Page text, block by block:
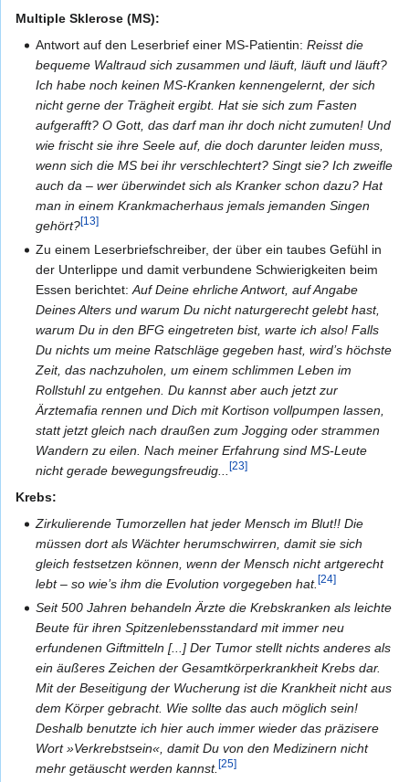
Multiple Sklerose (MS):
Antwort auf den Leserbrief einer MS-Patientin:Reisst die
bequeme Waltraud sich zusammen und läuft, läuft und läuft?
Ich habe noch keinen MS-Kranken kennengelernt, der sich
nicht gerne der Trägheit ergibt. Hat sie sich zum Fasten
aufgerafft? O Gott, das darf man ihr doch nicht zumuten! Und
wie frischt sie ihre Seele auf, die doch darunter leiden muss,
wenn sich die MS bei ihr verschlechtert? Singt sie? Ich zweifle
auch da – wer überwindet sich als Kranker schon dazu? Hat
man in einem Krankmacherhaus jemals jemanden Singen
gehört?[13]
Zu einem Leserbriefschreiber, der über ein taubes Gefühl in
der Unterlippe und damit verbundene Schwierigkeiten beim
Essen berichtet:Auf Deine ehrliche Antwort, auf Angabe
Deines Alters und warum Du nicht naturgerecht gelebt hast,
warum Du in den BFG eingetreten bist, warte ich also! Falls
Du nichts um meine Ratschläge gegeben hast, wird’s höchste
Zeit, das nachzuholen, um einem schlimmen Leben im
Rollstuhl zu entgehen. Du kannst aber auch jetzt zur
Ärztemafia rennen und Dich mit Kortison vollpumpen lassen,
statt jetzt gleich nach draußen zum Jogging oder strammen
Wandern zu eilen. Nach meiner Erfahrung sind MS-Leute
nicht gerade bewegungsfreudig...[23]
Krebs:
Zirkulierende Tumorzellen hat jeder Mensch im Blut!! Die
müssen dort als Wächter herumschwirren, damit sie sich
gleich festsetzen können, wenn der Mensch nicht artgerecht
lebt – so wie’s ihm die Evolution vorgegeben hat.[24]
Seit 500 Jahren behandeln Ärzte die Krebskranken als leichte
Beute für ihren Spitzenlebensstandard mit immer neu
erfundenen Giftmitteln [...] Der Tumor stellt nichts anderes als
ein äußeres Zeichen der Gesamtkörperkrankheit Krebs dar.
Mit der Beseitigung der Wucherung ist die Krankheit nicht aus
dem Körper gebracht. Wie sollte das auch möglich sein!
Deshalb benutzte ich hier auch immer wieder das präzisere
Wort »Verkrebstsein«, damit Du von den Medizinern nicht
mehr getäuscht werden kannst.[25]